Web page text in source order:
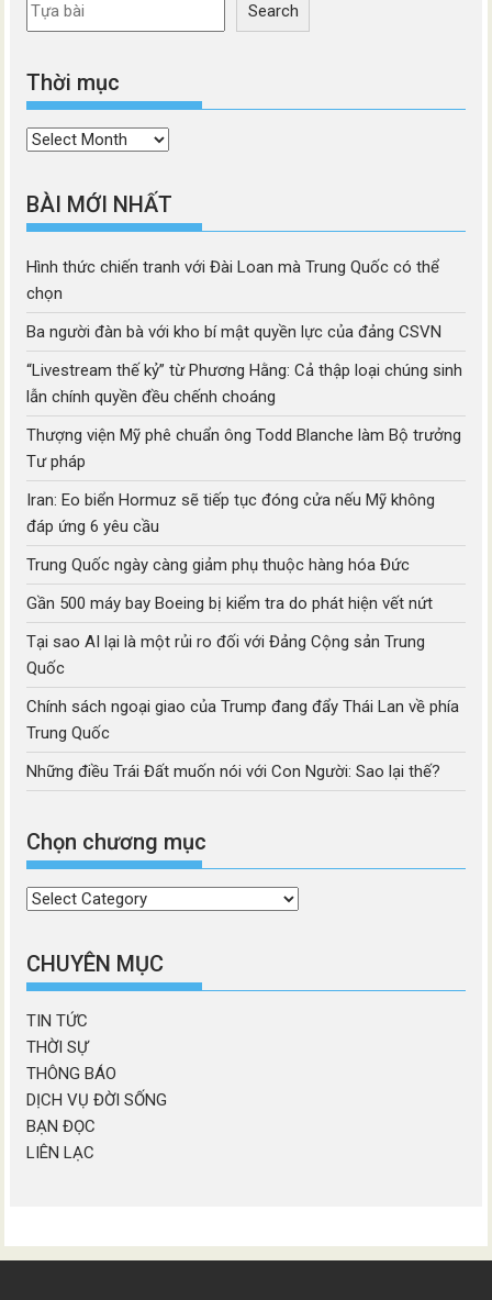
Search
Thời mục
Thời
BÀI MỚI NHẤT
Hình thức chiến tranh với Đài Loan mà Trung Quốc có thể
chọn
Ba người đàn bà với kho bí mật quyền lực của đảng CSVN
“Livestream thế kỷ” từ Phương Hằng: Cả thập loại chúng sinh
lẫn chính quyền đều chếnh choáng
Thượng viện Mỹ phê chuẩn ông Todd Blanche làm Bộ trưởng
Tư pháp
Iran: Eo biển Hormuz sẽ tiếp tục đóng cửa nếu Mỹ không
đáp ứng 6 yêu cầu
Trung Quốc ngày càng giảm phụ thuộc hàng hóa Đức
Gần 500 máy bay Boeing bị kiểm tra do phát hiện vết nứt
Tại sao AI lại là một rủi ro đối với Đảng Cộng sản Trung
Quốc
Chính sách ngoại giao của Trump đang đẩy Thái Lan về phía
Trung Quốc
Những điều Trái Đất muốn nói với Con Người: Sao lại thế?
Chọn chương mục
Chọn
mục
CHUYÊN MỤC
TIN TỨC
THỜI SỰ
THÔNG BÁO
DỊCH VỤ ĐỜI SỐNG
BẠN ĐỌC
LIÊN LẠC